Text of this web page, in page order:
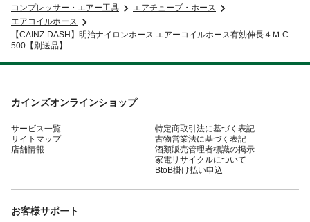
コンプレッサー・エアー工具
エアチューブ・ホース
エアコイルホース
【CAINZ-DASH】明治ナイロンホース エアーコイルホース有効伸長４Ｍ C-
500【別送品】
カインズオンラインショップ
サービス一覧
サイトマップ
店舗情報
特定商取引法に基づく表記
古物営業法に基づく表記
酒類販売管理者標識の掲示
家電リサイクルについて
BtoB掛け払い申込
お客様サポート